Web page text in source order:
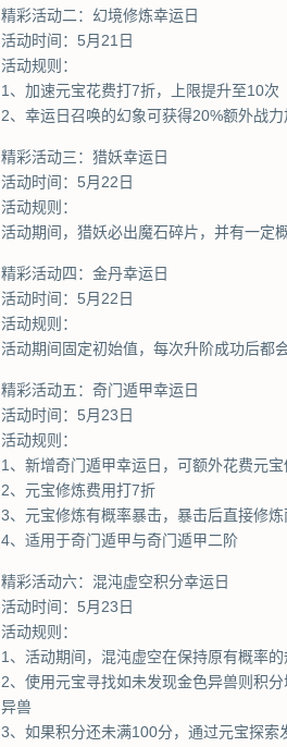
精彩活动二：幻境修炼幸运日
活动时间：5月21日
活动规则：
1、加速元宝花费打7折，上限提升至10次
2、幸运日召唤的幻象可获得20%额外战力
精彩活动三：猎妖幸运日
活动时间：5月22日
活动规则：
活动期间，猎妖必出魔石碎片，并有一定
精彩活动四：金丹幸运日
活动时间：5月22日
活动规则：
活动期间固定初始值，每次升阶成功后都
精彩活动五：奇门遁甲幸运日
活动时间：5月23日
活动规则：
1、新增奇门遁甲幸运日，可额外花费元
2、元宝修炼费用打7折
3、元宝修炼有概率暴击，暴击后直接修炼
4、适用于奇门遁甲与奇门遁甲二阶
精彩活动六：混沌虚空积分幸运日
活动时间：5月23日
活动规则：
1、活动期间，混沌虚空在保持原有概率
2、使用元宝寻找如未发现金色异兽则积
异兽
3、如果积分还未满100分，通过元宝探索